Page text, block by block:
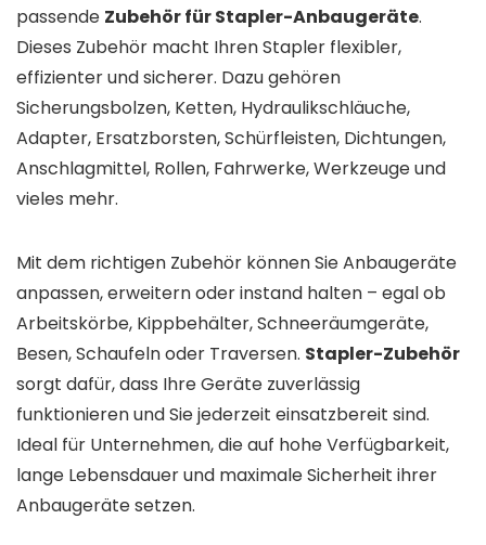
passende Zubehör für Stapler-Anbaugeräte.
Dieses Zubehör macht Ihren Stapler flexibler,
effizienter und sicherer. Dazu gehören
Sicherungsbolzen, Ketten, Hydraulikschläuche,
Adapter, Ersatzborsten, Schürfleisten, Dichtungen,
Anschlagmittel, Rollen, Fahrwerke, Werkzeuge und
vieles mehr.
Mit dem richtigen Zubehör können Sie Anbaugeräte
anpassen, erweitern oder instand halten – egal ob
Arbeitskörbe, Kippbehälter, Schneeräumgeräte,
Besen, Schaufeln oder Traversen. Stapler-Zubehör
sorgt dafür, dass Ihre Geräte zuverlässig
funktionieren und Sie jederzeit einsatzbereit sind.
Ideal für Unternehmen, die auf hohe Verfügbarkeit,
lange Lebensdauer und maximale Sicherheit ihrer
Anbaugeräte setzen.